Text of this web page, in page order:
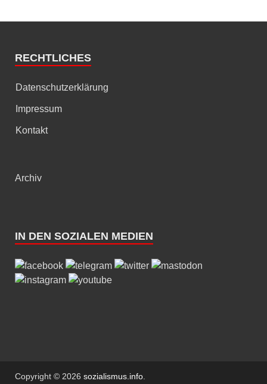
RECHTLICHES
Datenschutzerklärung
Impressum
Kontakt
Archiv
IN DEN SOZIALEN MEDIEN
Copyright © 2026 sozialismus.info.